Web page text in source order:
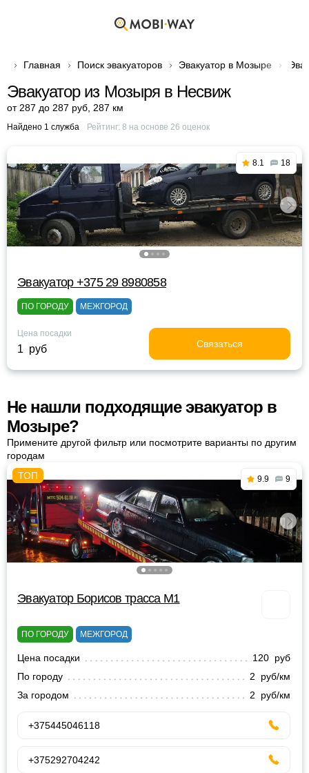
Главная Поиск эвакуаторов Эвакуатор в Мозыре
Эвакуатор из Мозыря в Несвиж
от 287 до 287 руб 287 км
Найдено 1 служба Рейтинг: 8 на основе 26 оценок
8.1 18
Эвакуатор +375 29 8980858
ПО ГОРОДУ МЕЖГОРОД
Цена посадки
1 руб Связаться
Не нашли подходящие эвакуатор в
Мозыре?
Примените другой фильтр или посмотрите варианты по другим
городам
9.9 9
Эвакуатор Борисов трасса М1
ПО ГОРОДУ МЕЖГОРОД
Цена посадки
120 руб
По городу
2 руб/км
За городом
2 руб/км
+375445046118
+375292704242